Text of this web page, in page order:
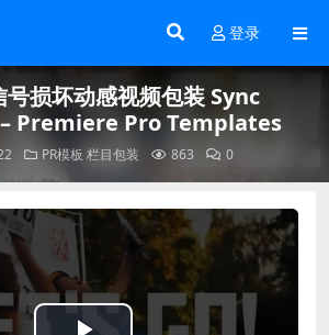
登录
号损坏动感视频包装 Sync
Premiere Pro Templates
PR模板 栏目包装 863 0